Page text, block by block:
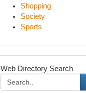
Shopping
Society
Sports
Web Directory Search